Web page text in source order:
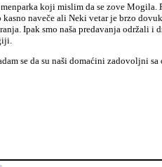
koji mislim da se zove Mogila.
naveče ali Neki vetar je brzo
Ipak smo naša predavanja održali i
se da su naši domaćini zadovoljni